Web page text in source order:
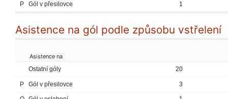
P Gól v přesilovce 1
Asistence na gól podle způsobu vstřelení
Asistence na
Ostatní góly
20
P Gól v přesilovce 3